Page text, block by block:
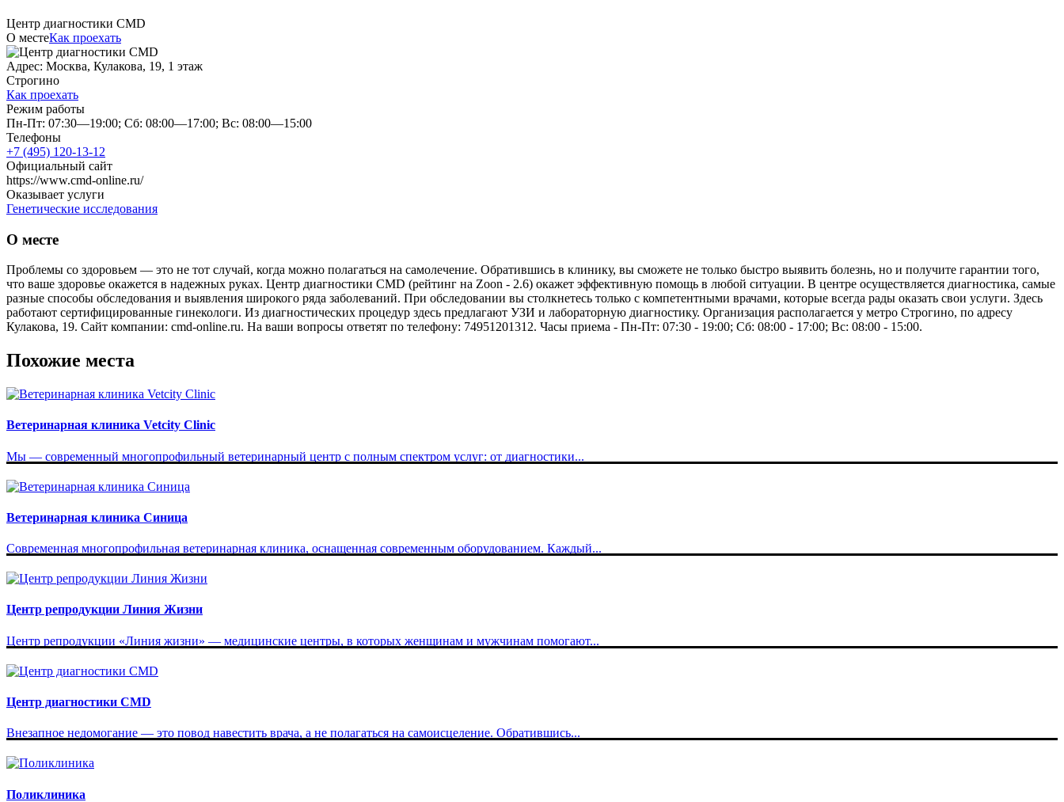
Центр диагностики CMD
О местеКак проехать
Адрес: Москва, Кулакова, 19, 1 этаж
Строгино
Как проехать
Режим работы
Пн-Пт: 07:30—19:00; Сб: 08:00—17:00; Вс: 08:00—15:00
Телефоны
+7 (495) 120-13-12
Официальный сайт
https://www.cmd-online.ru/
Оказывает услуги
Генетические исследования
О месте
Проблемы со здоровьем — это не тот случай, когда можно полагаться на самолечение. Обратившись в клинику, вы сможете не только быстро выявить болезнь, но и получите гарантии того,
что ваше здоровье окажется в надежных руках. Центр диагностики CMD (рейтинг на Zoon - 2.6) окажет эффективную помощь в любой ситуации. В центре осуществляется диагностика, самые
разные способы обследования и выявления широкого ряда заболеваний. При обследовании вы столкнетесь только с компетентными врачами, которые всегда рады оказать свои услуги. Здесь
работают сертифицированные гинекологи. Из диагностических процедур здесь предлагают УЗИ и лабораторную диагностику. Организация располагается у метро Строгино, по адресу
Кулакова, 19. Сайт компании: cmd-online.ru. На ваши вопросы ответят по телефону: 74951201312. Часы приема - Пн-Пт: 07:30 - 19:00; Сб: 08:00 - 17:00; Вс: 08:00 - 15:00.
Похожие места
Ветеринарная клиника Vetcity Clinic
Мы — современный многопрофильный ветеринарный центр с полным спектром услуг: от диагностики...
Ветеринарная клиника Синица
Современная многопрофильная ветеринарная клиника, оснащенная современным оборудованием. Каждый...
Центр репродукции Линия Жизни
Центр репродукции «Линия жизни» — медицинские центры, в которых женщинам и мужчинам помогают...
Центр диагностики CMD
Внезапное недомогание — это повод навестить врача, а не полагаться на самоисцеление. Обратившись...
Поликлиника